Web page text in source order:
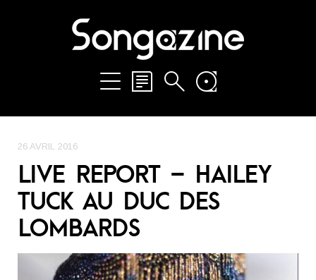
26 AVRIL 2016
LIVE REPORT – HAILEY
TUCK AU DUC DES
LOMBARDS